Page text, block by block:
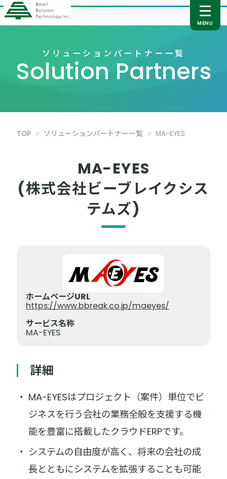
ソリューションパートナー一覧
Solution Partners
TOP ソリューションパートナー一覧 MA-EYES
MA-EYES
(株式会社ビーブレイクシス
テムズ)
ホームページURL
https://www.bbreak.co.jp/maeyes/
サービス名称
MA-EYES
詳細
MA-EYESはプロジェクト（案件）単位でビ
ジネスを行う会社の業務全般を支援する機
能を豊富に搭載したクラウドERPです。
システムの自由度が高く、将来の会社の成
長とともにシステムを拡張することも可能